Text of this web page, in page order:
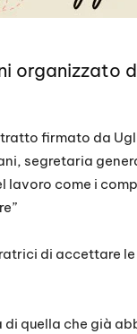
organizzato
firmato da Ugl
segretaria
lavoro come i
di accettare
quella che già